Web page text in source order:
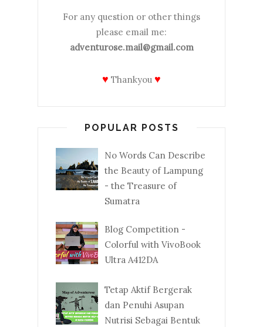
For any question or other things
please email me:
adventurose.mail@gmail.com
♥ Thankyou ♥
POPULAR POSTS
No Words Can Describe
the Beauty of Lampung
- the Treasure of
Sumatra
Blog Competition -
Colorful with VivoBook
Ultra A412DA
Tetap Aktif Bergerak
dan Penuhi Asupan
Nutrisi Sebagai Bentuk